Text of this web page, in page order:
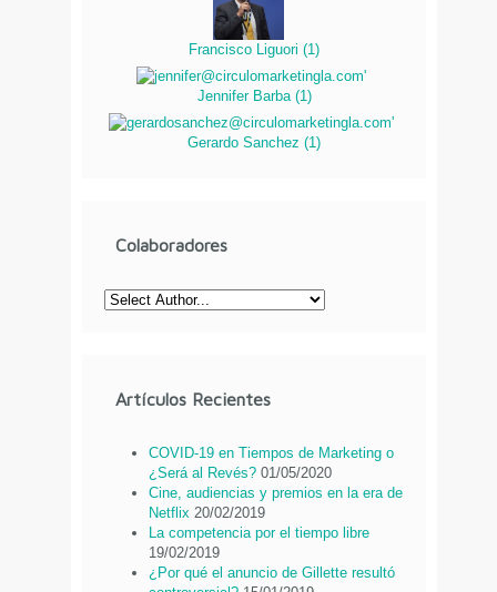
Francisco Liguori (1)
Jennifer Barba (1)
Gerardo Sanchez (1)
Colaboradores
Artículos Recientes
COVID-19 en Tiempos de Marketing o
¿Será al Revés? 01/05/2020
Cine, audiencias y premios en la era de
Netflix 20/02/2019
La competencia por el tiempo libre
19/02/2019
¿Por qué el anuncio de Gillette resultó